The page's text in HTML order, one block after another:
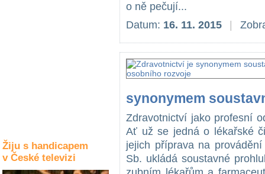
Žiju s handicapem
v České televizi
o ně pečují...
Datum: 16. 11. 2015
synonymem
Zdravotnictví jako profesní
Ať už se jedná o lékařské
jejich příprava na
Sb. ukládá soustavné